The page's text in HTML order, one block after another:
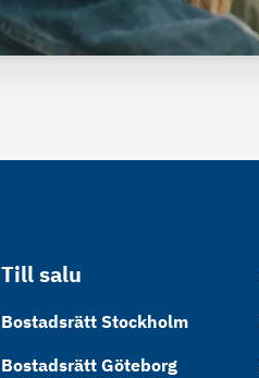
Till salu
Bostadsrätt Stockholm
Bostadsrätt Göteborg